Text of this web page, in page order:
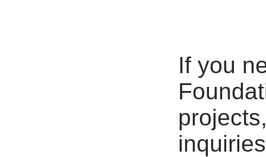
If you